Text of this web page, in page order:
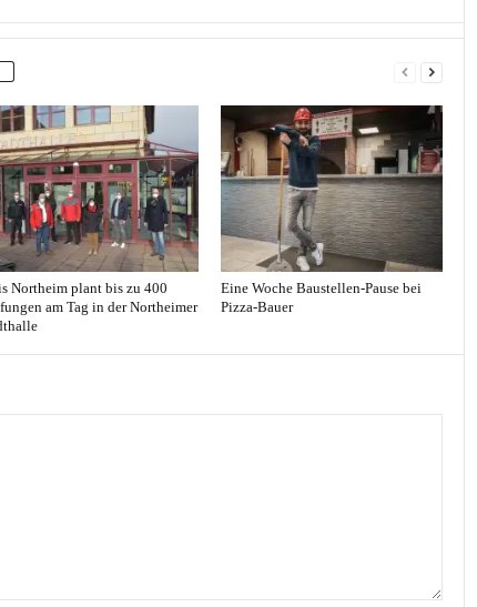
Northeim plant bis zu 400
am Tag in der Northeimer
Eine Woche Baustellen-Pause bei
Pizza-Bauer